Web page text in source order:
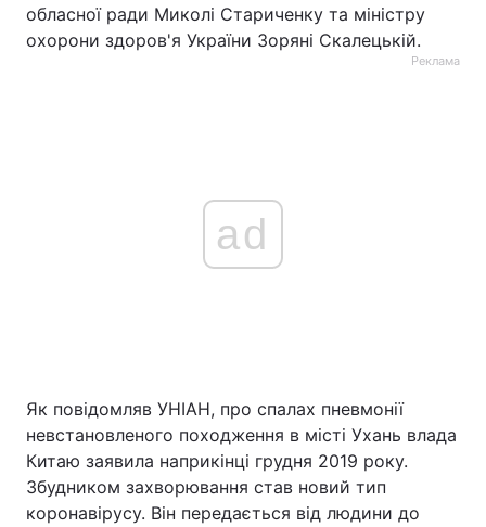
обласної ради Миколі Стариченку та міністру
охорони здоров'я України 3оряні Скалецькій.
Реклама
ad
Як повідомляв УНІАН, про спалах пневмонії
невстановленого походження в місті Ухань влада
Китаю заявила наприкінці грудня 2019 року.
Збудником захворювання став новий тип
коронавірусу. Він передається від людини до